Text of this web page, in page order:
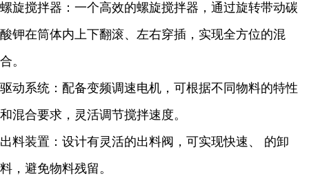
螺旋搅拌器：一个高效的螺旋搅拌器，通过旋转带动碳
酸钾在筒体内上下翻滚、左右穿插，实现全方位的混
合。
驱动系统：配备变频调速电机，可根据不同物料的特性
和混合要求，灵活调节搅拌速度。
出料装置：设计有灵活的出料阀，可实现快速、 的卸
料，避免物料残留。